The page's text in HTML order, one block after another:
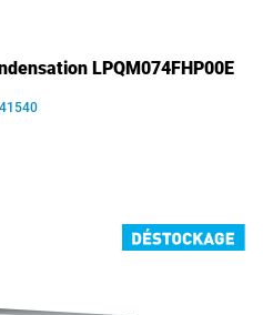
LPQM074FHP00E